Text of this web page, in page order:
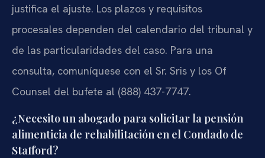
justifica el ajuste. Los plazos y requisitos
procesales dependen del calendario del tribunal y
de las particularidades del caso. Para una
consulta, comuníquese con el Sr. Sris y los Of
Counsel del bufete al (888) 437-7747.
¿Necesito un abogado para solicitar la pensión
alimenticia de rehabilitación en el Condado de
Stafford?